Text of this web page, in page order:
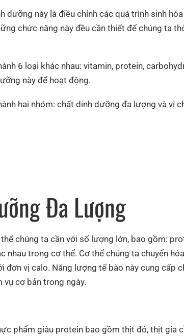
dưỡng này là điều chỉnh các quá trình sinh
chức năng này đều cần thiết để chúng ta
6 loại khác nhau: vitamin, protein,
này để hoạt động.
hai nhóm: chất dinh dưỡng đa lượng và vi
Đa Lượng
chúng ta cần với số lượng lớn, bao gồm:
nhau trong cơ thể. Cơ thể chúng ta chuyển
đơn vị calo. Năng lượng tế bào này cung cấp
vụ cơ bản trong ngày.
phẩm giàu protein bao gồm thịt đỏ, thịt gia